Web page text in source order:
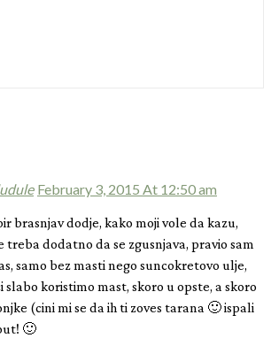
February 3, 2015 At 12:50 am
brasnjav dodje, kako moji vole da kazu,
treba dodatno da se zgusnjava, pravio sam
samo bez masti nego suncokretovo ulje,
slabo koristimo mast, skoro u opste, a skoro
(cini mi se da ih ti zoves tarana 🙂 ispali
🙂